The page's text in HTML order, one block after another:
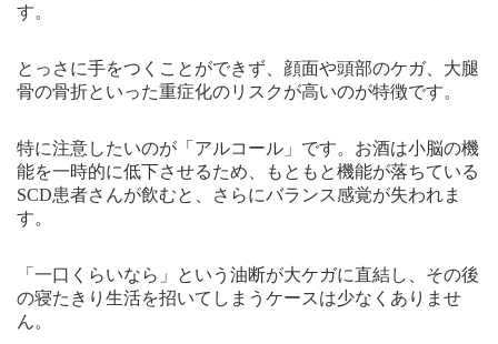
す。
とっさに手をつくことができず、顔面や頭部のケガ、大腿
骨の骨折といった重症化のリスクが高いのが特徴です。
特に注意したいのが「アルコール」です。お酒は小脳の機
能を一時的に低下させるため、もともと機能が落ちている
SCD患者さんが飲むと、さらにバランス感覚が失われま
す。
「一口くらいなら」という油断が大ケガに直結し、その後
の寝たきり生活を招いてしまうケースは少なくありませ
ん。